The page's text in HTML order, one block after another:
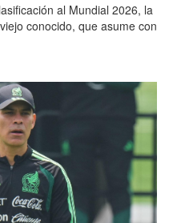
al Mundial 2026, la
conocido, que asume con